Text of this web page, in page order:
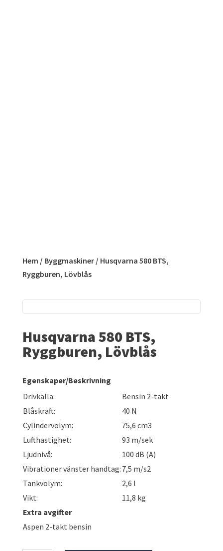
Hem / Byggmaskiner/ Husqvarna 580 BTS,
Ryggburen, Lövblås
Husqvarna 580 BTS,
Ryggburen, Lövblås
Egenskaper/Beskrivning
Drivkälla:
Bensin 2-takt
Blåskraft:
40 N
Cylindervolym:
75,6 cm3
Lufthastighet:
93 m/sek
Ljudnivå:
100 dB (A)
Vibrationer vänster handtag: 7,5 m/s2
Tankvolym:
2,6 l
Vikt:
11,8 kg
Extra avgifter
Aspen 2-takt bensin